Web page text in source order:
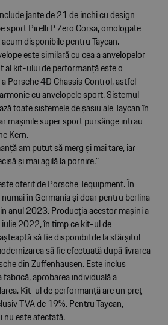
jante de 21 de inchi cu design
sport Pirelli P Zero Corsa, omologate
disponibile pentru Taycan.
este similară cu cea a anvelopelor
al kit-ului de performanță este o
Porsche 4D Chassis Control, astfel
cu anvelopele sport. Sistemul
toate sistemele de șasiu ale Taycan în
mașinile super sport pursânge intrau
Kern.
am putut să merg și mai tare, iar
și mai agilă la pornire.”
oferit de Porsche Tequipment. În
în Germania și doar pentru berlina
anul 2023. Producția acestor mașini a
2022, în timp ce kit-ul de
să fie disponibil de la sfârșitul
să fie efectuată după livrarea
din Zuffenhausen. Este inclus
aprobarea individuală a
Kit-ul de performanță are un preț
TVA de 19%. Pentru Taycan,
este afectată.